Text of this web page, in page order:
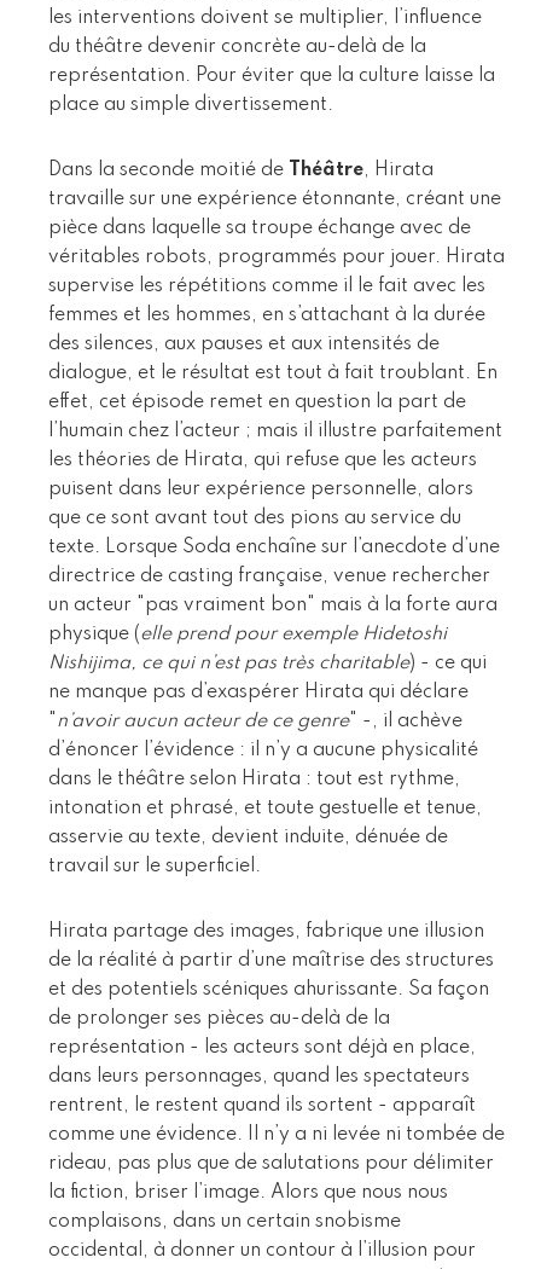
les interventions doivent se multiplier, l’influence
du théâtre devenir concrète au-delà de la
représentation. Pour éviter que la culture laisse la
place au simple divertissement.
Dans la seconde moitié de Théâtre, Hirata
travaille sur une expérience étonnante, créant une
pièce dans laquelle sa troupe échange avec de
véritables robots, programmés pour jouer. Hirata
supervise les répétitions comme il le fait avec les
femmes et les hommes, en s’attachant à la durée
des silences, aux pauses et aux intensités de
dialogue, et le résultat est tout à fait troublant. En
effet, cet épisode remet en question la part de
l’humain chez l’acteur ; mais il illustre parfaitement
les théories de Hirata, qui refuse que les acteurs
puisent dans leur expérience personnelle, alors
que ce sont avant tout des pions au service du
texte. Lorsque Soda enchaîne sur l’anecdote d’une
directrice de casting française, venue rechercher
un acteur "pas vraiment bon" mais à la forte aura
physique (elle prend pour exemple Hidetoshi
Nishijima, ce qui n’est pas très charitable) - ce qui
ne manque pas d’exaspérer Hirata qui déclare
n’avoir aucun acteur de ce genre" -, il achève
d’énoncer l’évidence : il n’y a aucune physicalité
dans le théâtre selon Hirata : tout est rythme,
intonation et phrasé, et toute gestuelle et tenue,
asservie au texte, devient induite, dénuée de
travail sur le superficiel.
Hirata partage des images, fabrique une illusion
de la réalité à partir d’une maîtrise des structures
et des potentiels scéniques ahurissante. Sa façon
de prolonger ses pièces au-delà de la
représentation - les acteurs sont déjà en place,
dans leurs personnages, quand les spectateurs
rentrent, le restent quand ils sortent - apparaît
comme une évidence. Il n’y a ni levée ni tombée de
rideau, pas plus que de salutations pour délimiter
la fiction, briser l’image. Alors que nous nous
complaisons, dans un certain snobisme
occidental, à donner un contour à l’illusion pour